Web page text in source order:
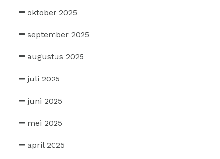
oktober 2025
september 2025
augustus 2025
juli 2025
juni 2025
mei 2025
april 2025